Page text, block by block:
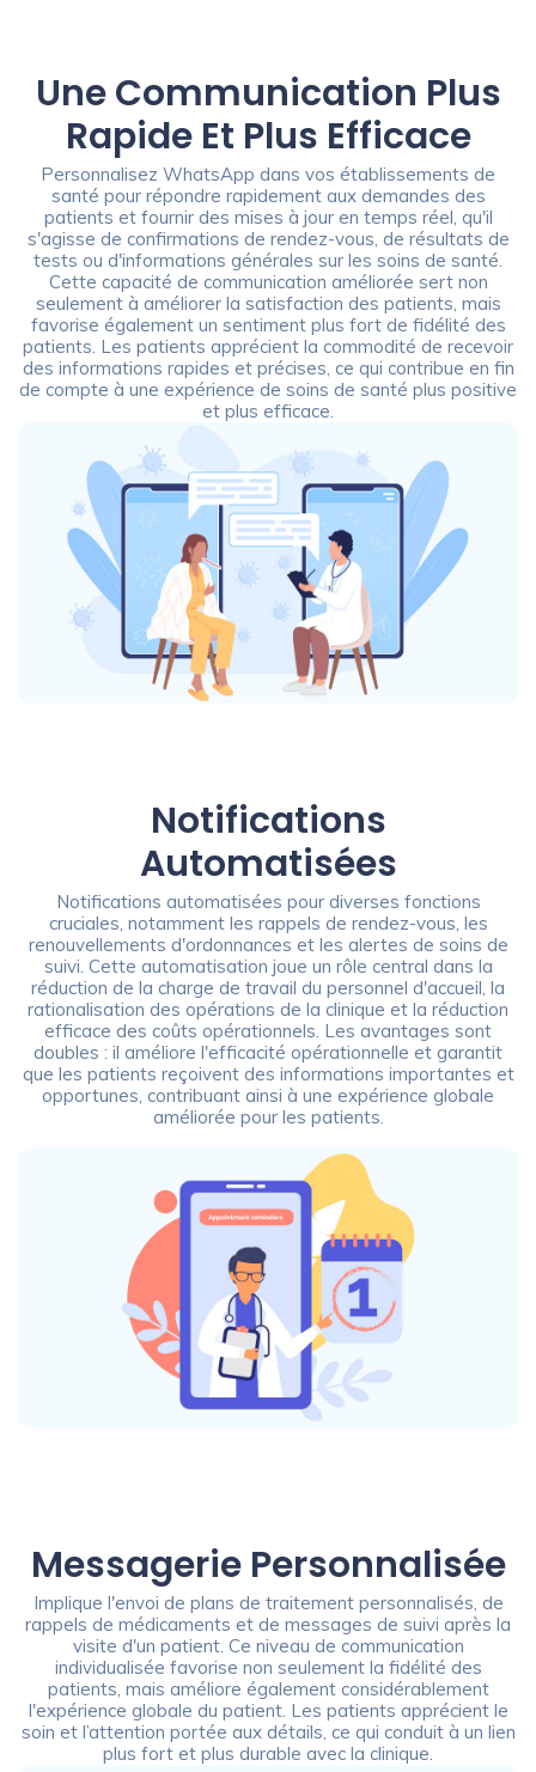
Une Communication Plus
Rapide Et Plus Efficace
Personnalisez WhatsApp dans vos établissements de
santé pour répondre rapidement aux demandes des
patients et fournir des mises à jour en temps réel, qu'il
s'agisse de confirmations de rendez-vous, de résultats de
tests ou d'informations générales sur les soins de santé.
Cette capacité de communication améliorée sert non
seulement à améliorer la satisfaction des patients, mais
favorise également un sentiment plus fort de fidélité des
patients. Les patients apprécient la commodité de recevoir
des informations rapides et précises, ce qui contribue en fin
de compte à une expérience de soins de santé plus positive
et plus efficace.
Notifications
Automatisées
Notifications automatisées pour diverses fonctions
cruciales, notamment les rappels de rendez-vous, les
renouvellements d'ordonnances et les alertes de soins de
suivi. Cette automatisation joue un rôle central dans la
réduction de la charge de travail du personnel d'accueil, la
rationalisation des opérations de la clinique et la réduction
efficace des coûts opérationnels. Les avantages sont
doubles : il améliore l'efficacité opérationnelle et garantit
que les patients reçoivent des informations importantes et
opportunes, contribuant ainsi à une expérience globale
améliorée pour les patients.
Messagerie Personnalisée
Implique l'envoi de plans de traitement personnalisés, de
rappels de médicaments et de messages de suivi après la
visite d'un patient. Ce niveau de communication
individualisée favorise non seulement la fidélité des
patients, mais améliore également considérablement
l'expérience globale du patient. Les patients apprécient le
soin et l’attention portée aux détails, ce qui conduit à un lien
plus fort et plus durable avec la clinique.